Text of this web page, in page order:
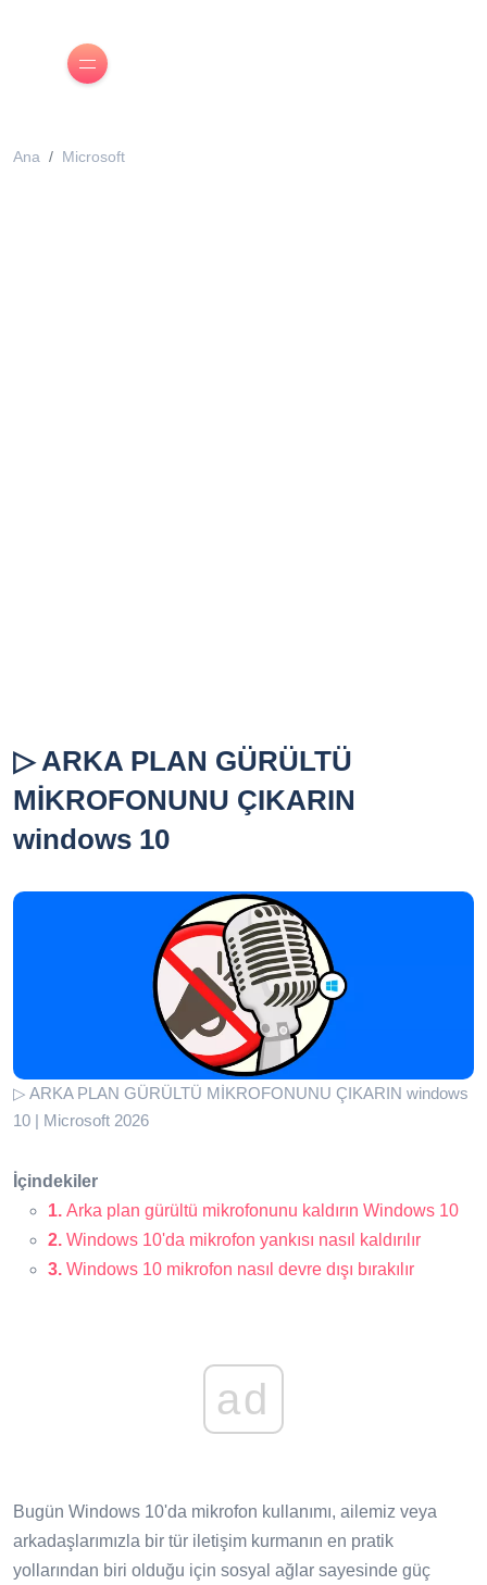
Ana Microsoft
▷ ARKA PLAN GÜRÜLTÜ
MİKROFONUNU ÇIKARIN
windows 10
▷ ARKA PLAN GÜRÜLTÜ MİKROFONUNU ÇIKARIN windows
10 | Microsoft 2026
İçindekiler
1. Arka plan gürültü mikrofonunu kaldırın Windows 10
2. Windows 10'da mikrofon yankısı nasıl kaldırılır
3. Windows 10 mikrofon nasıl devre dışı bırakılır
ad
Bugün Windows 10'da mikrofon kullanımı, ailemiz veya
arkadaşlarımızla bir tür iletişim kurmanın en pratik
yollarından biri olduğu için sosyal ağlar sayesinde güç